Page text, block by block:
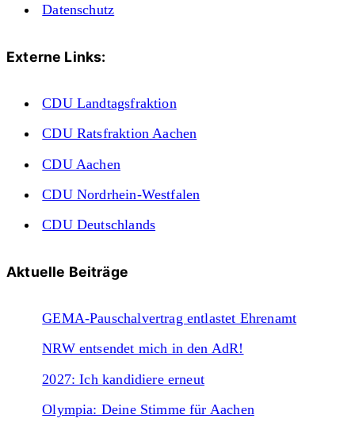
Datenschutz
Externe Links:
CDU Landtagsfraktion
CDU Ratsfraktion Aachen
CDU Aachen
CDU Nordrhein-Westfalen
CDU Deutschlands
Aktuelle Beiträge
GEMA-Pauschalvertrag entlastet Ehrenamt
NRW entsendet mich in den AdR!
2027: Ich kandidiere erneut
Olympia: Deine Stimme für Aachen